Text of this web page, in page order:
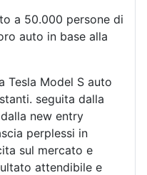
a 50.000 persone di
auto in base alla
Tesla Model S auto
seguita dalla
new entry
perplessi in
sul mercato e
attendibile e